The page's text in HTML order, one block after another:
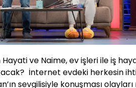
ve Naime, ev işleri ile iş
İnternet evdeki herkesin
sevgilisiyle konuşması olayları